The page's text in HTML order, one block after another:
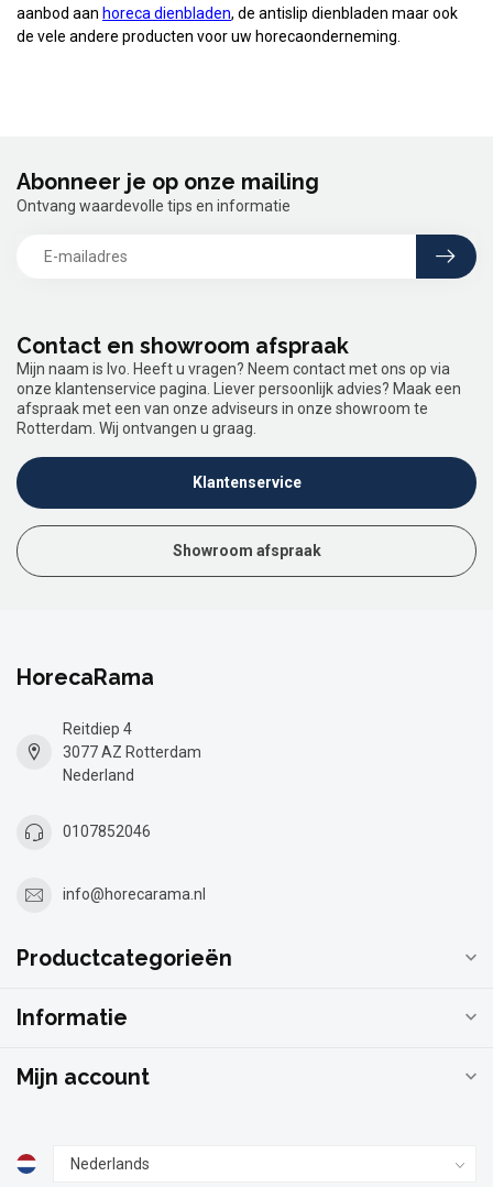
aanbod aan horeca dienbladen, de antislip dienbladen maar ook
de vele andere producten voor uw horecaonderneming.
Contact en showroom afspraak
Mijn naam is Ivo. Heeft u vragen? Neem contact met ons op via
onze klantenservice pagina. Liever persoonlijk advies? Maak een
afspraak met een van onze adviseurs in onze showroom te
Rotterdam. Wij ontvangen u graag.
Klantenservice
Showroom afspraak
Abonneer je op onze mailing
Ontvang waardevolle tips en informatie
HorecaRama
Reitdiep 4
3077 AZ Rotterdam
Nederland
0107852046
info@horecarama.nl
Productcategorieën
Informatie
Mijn account